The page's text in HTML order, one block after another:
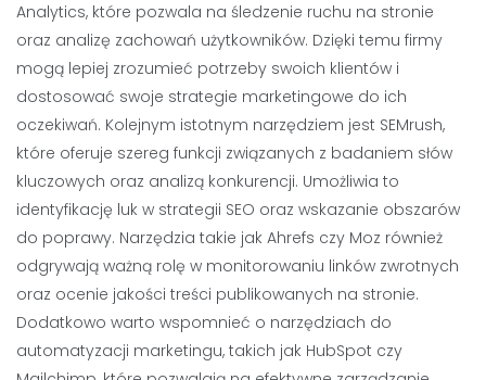
Analytics, które pozwala na śledzenie ruchu na stronie
oraz analizę zachowań użytkowników. Dzięki temu firmy
mogą lepiej zrozumieć potrzeby swoich klientów i
dostosować swoje strategie marketingowe do ich
oczekiwań. Kolejnym istotnym narzędziem jest SEMrush,
które oferuje szereg funkcji związanych z badaniem słów
kluczowych oraz analizą konkurencji. Umożliwia to
identyfikację luk w strategii SEO oraz wskazanie obszarów
do poprawy. Narzędzia takie jak Ahrefs czy Moz również
odgrywają ważną rolę w monitorowaniu linków zwrotnych
oraz ocenie jakości treści publikowanych na stronie.
Dodatkowo warto wspomnieć o narzędziach do
automatyzacji marketingu, takich jak HubSpot czy